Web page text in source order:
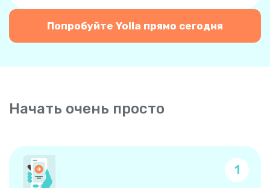
Попробуйте Yolla прямо сегодня
Начать очень просто
1